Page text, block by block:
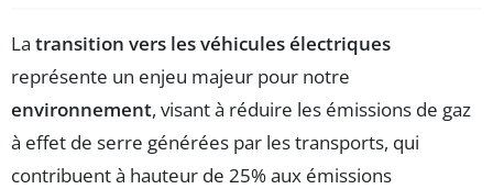
La transition vers les véhicules électriques
représente un enjeu majeur pour notre
environnement, visant à réduire les émissions de gaz
à effet de serre générées par les transports, qui
contribuent à hauteur de 25% aux émissions